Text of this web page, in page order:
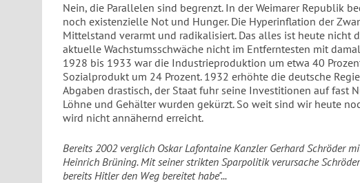
Nein, die Parallelen sind begrenzt. In der Weimarer Republik
noch existenzielle Not und Hunger. Die Hyperinflation der
Mittelstand verarmt und radikalisiert. Das alles ist heute nicht
aktuelle Wachstumsschwäche nicht im Entferntesten mit
1928 bis 1933 war die Industrieproduktion um etwa 40
Sozialprodukt um 24 Prozent. 1932 erhöhte die deutsche
Abgaben drastisch, der Staat fuhr seine Investitionen auf fast
Löhne und Gehälter wurden gekürzt. So weit sind wir heute
wird nicht annähernd erreicht.
Bereits 2002 verglich Oskar Lafontaine Kanzler Gerhard Schröder
Heinrich Brüning. Mit seiner strikten Sparpolitik verursache
bereits Hitler den Weg bereitet habe"...